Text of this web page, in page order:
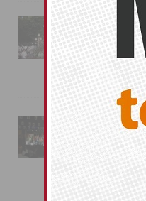
La fiesta se
Almoradí
de los
toma del
31/07/2026
Pilar de la
40º
31/07/2026